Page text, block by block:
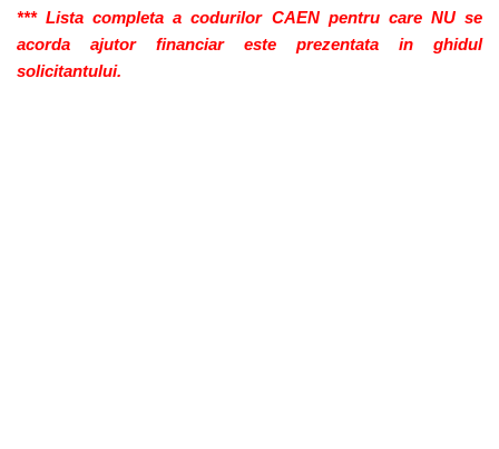
*** Lista completa a codurilor CAEN pentru care NU se
acorda ajutor financiar este prezentata in ghidul
solicitantului.